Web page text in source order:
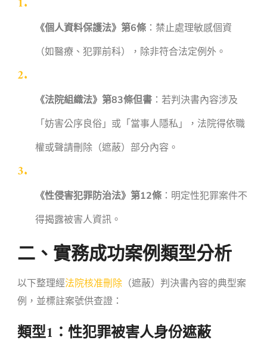
《個人資料保護法》第6條 ：禁止處理敏感個資
（如醫療、犯罪前科），除非符合法定例外。
《法院組織法》第83條但書 ：若判決書內容涉及
「妨害公序良俗」或「當事人隱私」，法院得依職
權或聲請刪除（遮蔽）部分內容。
《性侵害犯罪防治法》第12條 ：明定性犯罪案件不
得揭露被害人資訊。
二、實務成功案例類型分析
以下整理經法院核准刪除 （遮蔽）判決書內容的典型案
例，並標註案號供查證：
類型1：性犯罪被害人身份遮蔽